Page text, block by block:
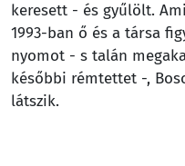
keresett - és gyűlölt.
1993-ban ő és a társa
nyomot - s talán
későbbi rémtettet -,
látszik.